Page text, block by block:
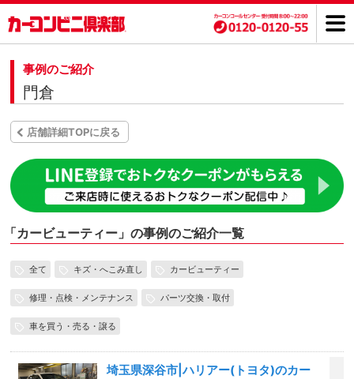
事例のご紹介
門倉
店舗詳細TOPに戻る
「カービューティー」の事例のご紹介一覧
全て キズ・へこみ直し カービューティー
修理・点検・メンテナンス パーツ交換・取付
車を買う・売る・譲る
埼玉県深谷市|ハリアー(トヨタ)のカー